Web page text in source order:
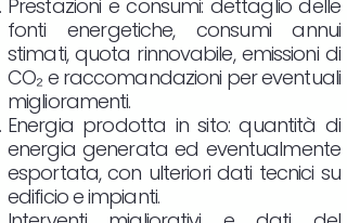
Prestazioni e consumi: dettaglio delle
fonti energetiche, consumi annui
stimati, quota rinnovabile, emissioni di
CO₂ e raccomandazioni per eventuali
miglioramenti.
Energia prodotta in sito: quantità di
energia generata ed eventualmente
esportata, con ulteriori dati tecnici su
edificio e impianti.